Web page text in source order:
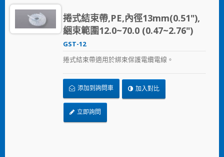
捲式結束帶,PE,內徑13mm(0.51"),
綑束範圍12.0~70.0 (0.47~2.76")
GST-12
捲式結束帶適用於綁束保護電纜電線。
添加到詢問車 加入對比
立即詢問